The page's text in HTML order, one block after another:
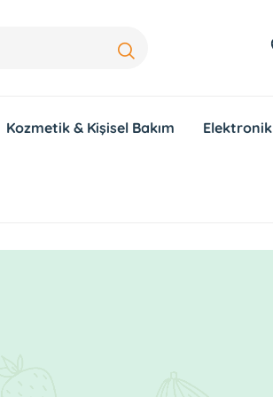
Kozmetik & Kişisel Bakım Elektronik